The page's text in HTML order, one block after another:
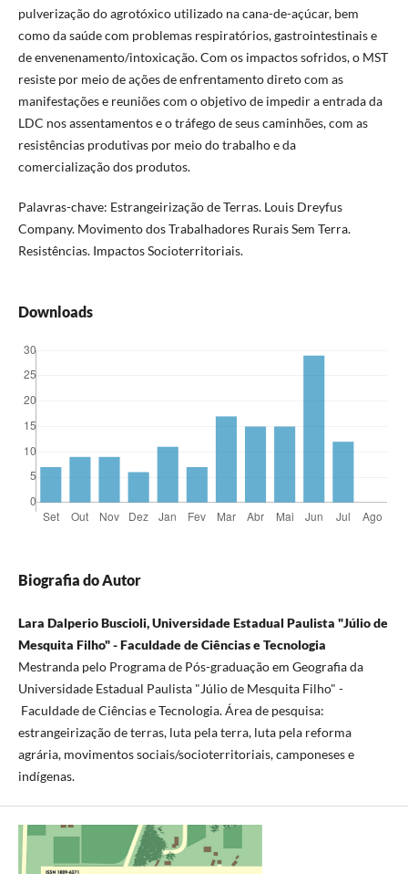
pulverização do agrotóxico utilizado na cana-de-açúcar, bem
como da saúde com problemas respiratórios, gastrointestinais e
de envenenamento/intoxicação. Com os impactos sofridos, o MST
resiste por meio de ações de enfrentamento direto com as
manifestações e reuniões com o objetivo de impedir a entrada da
LDC nos assentamentos e o tráfego de seus caminhões, com as
resistências produtivas por meio do trabalho e da
comercialização dos produtos.
Palavras-chave: Estrangeirização de Terras. Louis Dreyfus
Company. Movimento dos Trabalhadores Rurais Sem Terra.
Resistências. Impactos Socioterritoriais.
Downloads
Biografia do Autor
Lara Dalperio Buscioli, Universidade Estadual Paulista "Júlio de
Mesquita Filho" - Faculdade de Ciências e Tecnologia
Mestranda pelo Programa de Pós-graduação em Geografia da
Universidade Estadual Paulista "Júlio de Mesquita Filho" -
Faculdade de Ciências e Tecnologia. Área de pesquisa:
estrangeirização de terras, luta pela terra, luta pela reforma
agrária, movimentos sociais/socioterritoriais, camponeses e
indígenas.